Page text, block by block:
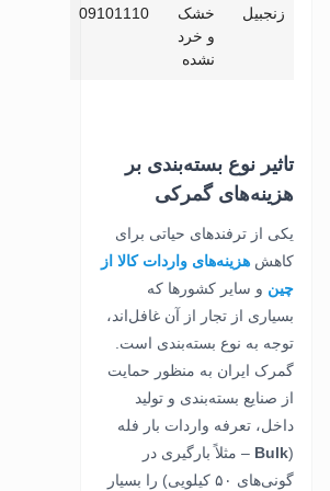
زنجبیل
خشک
و خرد
نشده
09101110
تاثیر نوع بسته‌بندی بر
هزینه‌های گمرکی
یکی از ترفندهای حیاتی برای
کاهشهزینه‌های واردات کالا از
چین و سایر کشورها که
بسیاری از تجار از آن غافل‌اند،
توجه به نوع بسته‌بندی است.
گمرک ایران به منظور حمایت
از صنایع بسته‌بندی و تولید
داخل، تعرفه واردات بار فله
(
Bulk – مثلاً بارگیری در
گونی‌های ۵۰ کیلویی) را بسیار